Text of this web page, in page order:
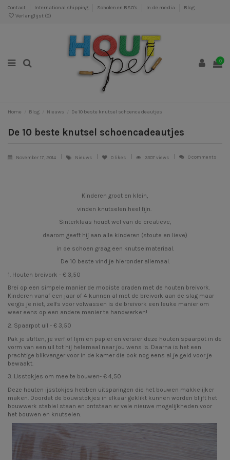
Contact International shipping Scholen en BSO's In de media
Blog
Verlanglijst (0)
0
Home Blog Nieuws De 10 beste knutsel schoencadeautjes
De 10 beste knutsel schoencadeautjes
November 17, 2014 Nieuws 0 likes 3307 views 0 comments
Kinderen groot en klein,
vinden knutselen heel fijn.
Sinterklaas houdt wel van de creatieve,
daarom geeft hij aan alle kinderen (stoute en lieve)
in de schoen graag een knutselmateriaal.
De 10 beste vind je hieronder allemaal.
1. Houten breivork - € 3,50
Brei op een simpele manier de mooiste draden met de houten breivork.
Kinderen vanaf een jaar of 4 kunnen al met de breivork aan de slag maar
vergis je niet, zelfs voor volwassen is de breivork een leuke manier om
weer eens op een andere manier te handwerken!
2. Spaarpot uil - € 3,50
Pak je stiften, je verf of lijm en papier en versier deze houten spaarpot in de
vorm van een uil tot hij helemaal naar jou wens is. Daarna is het een
prachtige blikvanger voor in de kamer die ook nog eens al je geld voor je
bewaakt.
3. IJsstokjes om mee te bouwen- € 4,50
Deze houten ijsstokjes hebben uitsparingen die het bouwen makkelijker
maken. Doordat de bouwstokjes in elkaar geklikt kunnen worden blijft het
bouwwerk stabiel staan en ontstaan er vele nieuwe mogelijkheden voor
het bouwen en knutselen.